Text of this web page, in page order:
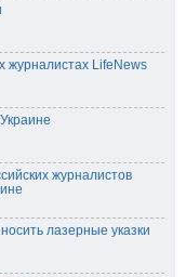
журналистах LifeNews
журналистов
лазерные указки